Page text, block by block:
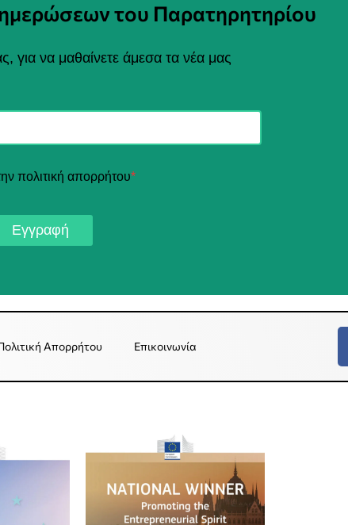
του Παρατηρητηρίου
για να μαθαίνετε άμεσα τα νέα μας
πολιτική απορρήτου*
Εγγραφή
Απορρήτου Επικοινωνία